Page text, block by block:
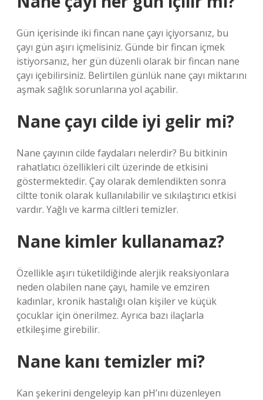
Gün içerisinde iki fincan nane çayı içiyorsanız, bu
çayı gün aşırı içmelisiniz. Günde bir fincan içmek
istiyorsanız, her gün düzenli olarak bir fincan nane
çayı içebilirsiniz. Belirtilen günlük nane çayı miktarını
aşmak sağlık sorunlarına yol açabilir.
Nane çayı cilde iyi gelir mi?
Nane çayının cilde faydaları nelerdir? Bu bitkinin
rahatlatıcı özellikleri cilt üzerinde de etkisini
göstermektedir. Çay olarak demlendikten sonra
ciltte tonik olarak kullanılabilir ve sıkılaştırıcı etkisi
vardır. Yağlı ve karma ciltleri temizler.
Nane kimler kullanamaz?
Özellikle aşırı tüketildiğinde alerjik reaksiyonlara
neden olabilen nane çayı, hamile ve emziren
kadınlar, kronik hastalığı olan kişiler ve küçük
çocuklar için önerilmez. Ayrıca bazı ilaçlarla
etkileşime girebilir.
Nane kanı temizler mi?
Kan şekerini dengeleyip kan pH’ını düzenleyen